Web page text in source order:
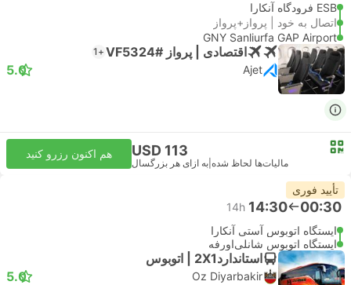
ESB فرودگاه آنکارا
اتصال به خود | پرواز+پرواز
GNY Sanliurfa GAP Airport
اقتصادی | پرواز #VF5324 +1
Ajet
5.0
USD 113
مالیات‌ها لحاظ شده به ازای هر بزرگسال
هم اکنون رزرو کنید
تأیید فوری
00:30
14:30
14h
ایستگاه اتوبوس آستی آنکارا
ایستگاه اتوبوس شانلی‌اورفه
استاندارد2X1 | اتوبوس
Oz Diyarbakir
5.0